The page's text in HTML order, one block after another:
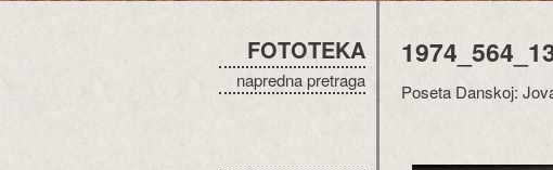
FOTOTEKA
napredna pretraga
Poseta Danskoj: